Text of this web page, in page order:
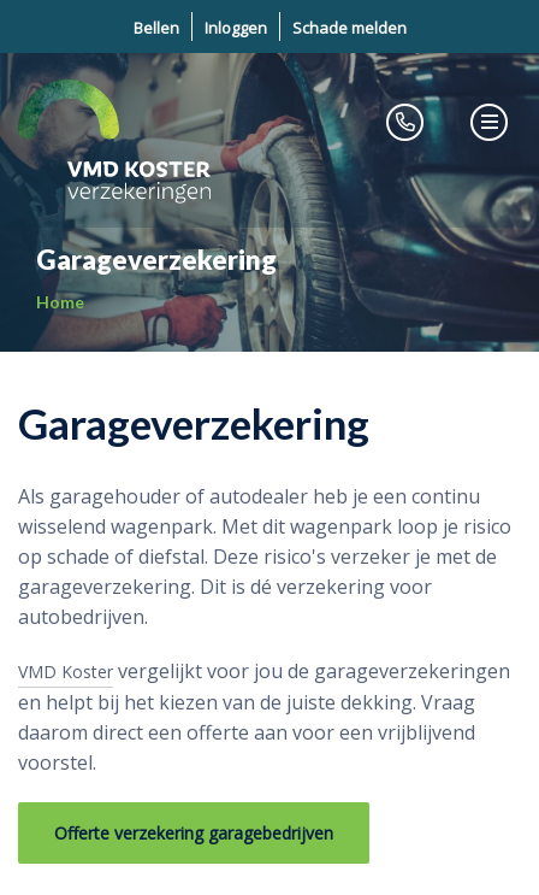
Bellen Inloggen Schade melden
Garageverzekering
Home
Garageverzekering
Als garagehouder of autodealer heb je een continu
wisselend wagenpark. Met dit wagenpark loop je risico
op schade of diefstal. Deze risico's verzeker je met de
garageverzekering. Dit is dé verzekering voor
autobedrijven.
VMD Koster vergelijkt voor jou de garageverzekeringen
en helpt bij het kiezen van de juiste dekking. Vraag
daarom direct een offerte aan voor een vrijblijvend
voorstel.
Offerte verzekering garagebedrijven